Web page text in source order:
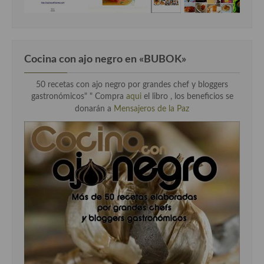
Cocina Luxemburgo
Cocina portuguesa
Cocina Rusa
Cocina Sueca
Cocina Suiza
Cocina Turca
Cocina con ajo negro en «BUBOK»
50 recetas con ajo negro por grandes chef y bloggers
gastronómicos" " Compra aqui el libro , los beneficios se
donarán a Mensajeros de la Paz